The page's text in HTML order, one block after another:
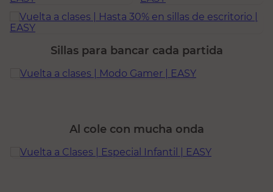
Sillas para bancar cada partida
Al cole con mucha onda